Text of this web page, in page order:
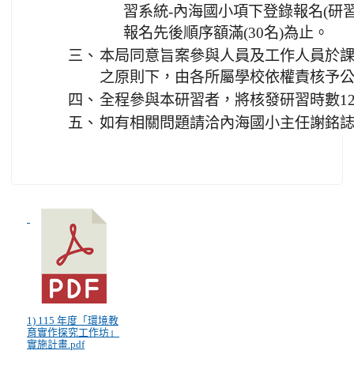
習系統-內海國小項下登錄報名(研
報名先後順序額滿(30名)為止。
三、 本局同意旨案參與人員及工作人員於
之原則下，由各所屬學校依權責核予
四、 全程參與本研習者，將核發研習時數
五、 如有相關問題請洽內海國小主任謝銘
1) 115 年度「環境教
育實作探究工作坊」
實施計畫.pdf